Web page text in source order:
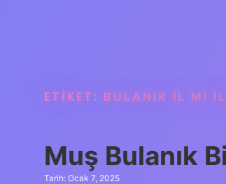
ETIKET: BULANIK IL MI
Muş Bulanık
Tarih: Ocak 7, 2025